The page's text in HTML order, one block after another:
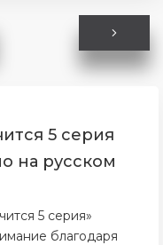
5 серия
на русском
5 серия»
благодаря